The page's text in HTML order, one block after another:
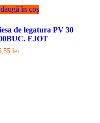
în coș
de legatura PV 30
EJOT
lei